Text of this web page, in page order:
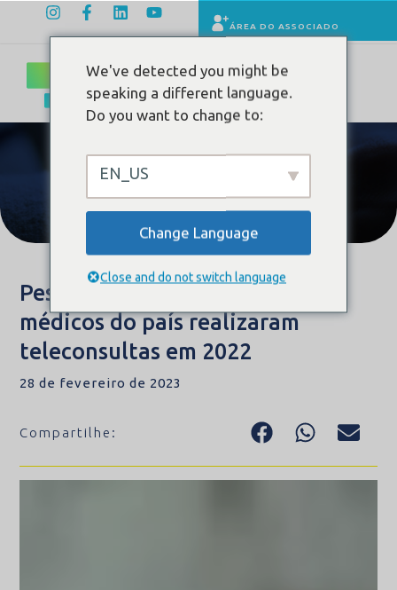
ÁREA DO ASSOCIADO
Conteúdo
Pesquisa aponta que 33% dos
médicos do país realizaram
teleconsultas em 2022
28 de fevereiro de 2023
Compartilhe:
We've detected you might be
speaking a different language.
Do you want to change to:
EN_US
Change Language
Close and do not switch language